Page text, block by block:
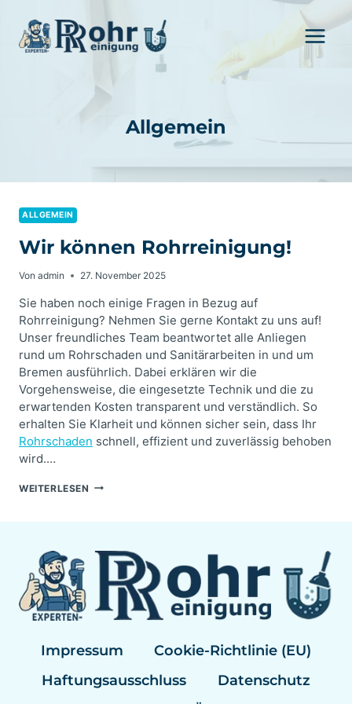
Inhalt
springen
Allgemein
ALLGEMEIN
Wir können Rohrreinigung!
Von admin 27. November 2025
Sie haben noch einige Fragen in Bezug auf
Rohrreinigung? Nehmen Sie gerne Kontakt zu uns auf!
Unser freundliches Team beantwortet alle Anliegen
rund um Rohrschaden und Sanitärarbeiten in und um
Bremen ausführlich. Dabei erklären wir die
Vorgehensweise, die eingesetzte Technik und die zu
erwartenden Kosten transparent und verständlich. So
erhalten Sie Klarheit und können sicher sein, dass Ihr
Rohrschaden schnell, effizient und zuverlässig behoben
wird.…
WEITERLESEN WIR
Impressum
Cookie-Richtlinie (EU)
Haftungsausschluss
Datenschutz